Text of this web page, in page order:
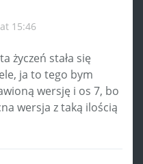
15:46
życzeń stała się
ja to tego bym
wersję i os 7, bo
wersja z taką ilością